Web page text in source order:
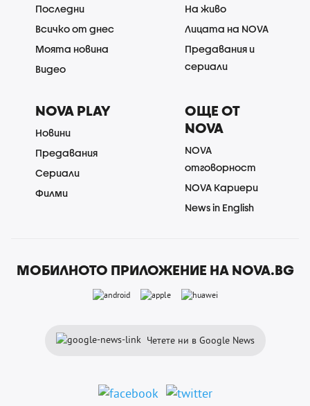
Последни
Всичко от днес
Моята новина
Видео
На живо
Лицата на NOVA
Предавания и
сериали
NOVA PLAY
Новини
Предавания
Сериали
Филми
ОЩЕ ОТ
NOVA
NOVA
отговорност
NOVA Кариери
News in English
МОБИЛНОТО ПРИЛОЖЕНИЕ НА NOVA.BG
Четете ни в Google News